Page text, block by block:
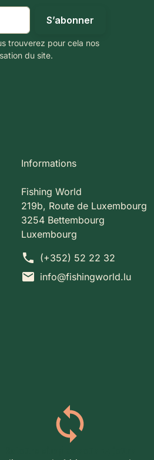
trouverez pour cela nos
du site.
Informations
Fishing World
219b, Route de Luxembourg
3254 Bettembourg
Luxembourg
phone (+352) 52 22 32
mail info@fishingworld.lu